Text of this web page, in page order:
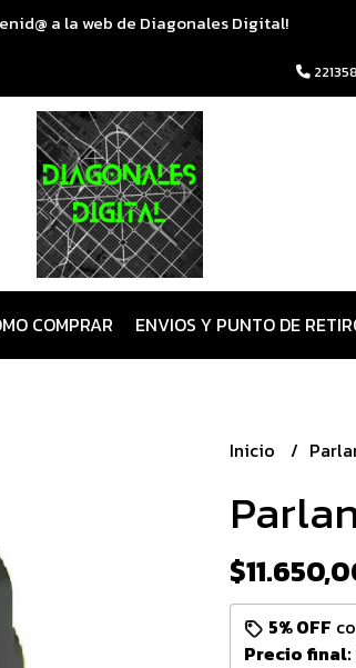
a la web de Diagonales Digital!
COMPRAR ENVIOS Y PUNTO DE
Inicio
5% OFF
Precio final: